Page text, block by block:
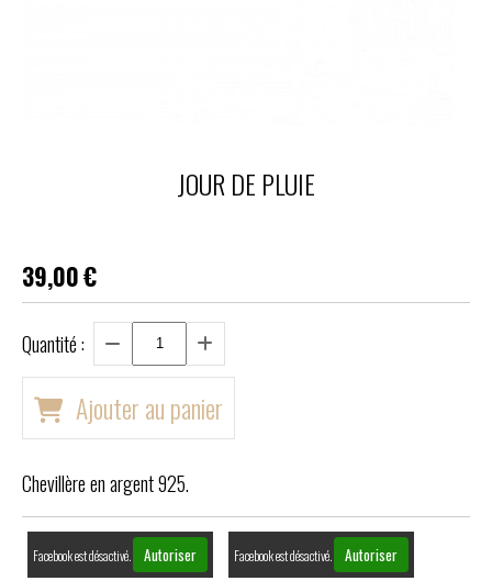
JOUR DE PLUIE
39,00€
Quantité :
Ajouter au panier
Chevillère en argent 925.
Facebook est désactivé. Autoriser Facebook est désactivé. Autoriser